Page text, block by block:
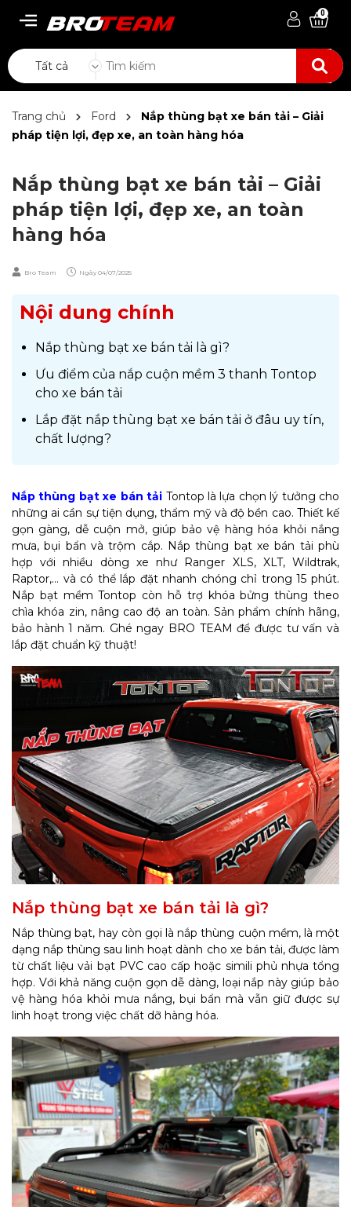
0
Tất cả
Trang chủ Ford
Nắp thùng bạt xe bán tải – Giải
pháp tiện lợi, đẹp xe, an toàn hàng hóa
Nắp thùng bạt xe bán tải – Giải
pháp tiện lợi, đẹp xe, an toàn
hàng hóa
Bro Team Ngày 04/07/2025
Nội dung chính
Nắp thùng bạt xe bán tải là gì?
Ưu điểm của nắp cuộn mềm 3 thanh Tontop
cho xe bán tải
Lắp đặt nắp thùng bạt xe bán tải ở đâu uy tín,
chất lượng?
Nắp thùng bạt xe bán tải Tontop là lựa chọn lý tưởng cho
những ai cần sự tiện dụng, thẩm mỹ và độ bền cao. Thiết kế
gọn gàng, dễ cuộn mở, giúp bảo vệ hàng hóa khỏi nắng
mưa, bụi bẩn và trộm cắp. Nắp thùng bạt xe bán tải phù
hợp với nhiều dòng xe như Ranger XLS, XLT, Wildtrak,
Raptor,… và có thể lắp đặt nhanh chóng chỉ trong 15 phút.
Nắp bạt mềm Tontop còn hỗ trợ khóa bửng thùng theo
chìa khóa zin, nâng cao độ an toàn. Sản phẩm chính hãng,
bảo hành 1 năm. Ghé ngay BRO TEAM để được tư vấn và
lắp đặt chuẩn kỹ thuật!
Nắp thùng bạt xe bán tải là gì?
Nắp thùng bạt, hay còn gọi là nắp thùng cuộn mềm, là một
dạng nắp thùng sau linh hoạt dành cho xe bán tải, được làm
từ chất liệu vải bạt PVC cao cấp hoặc simili phủ nhựa tổng
hợp. Với khả năng cuộn gọn dễ dàng, loại nắp này giúp bảo
vệ hàng hóa khỏi mưa nắng, bụi bẩn mà vẫn giữ được sự
linh hoạt trong việc chất dỡ hàng hóa.